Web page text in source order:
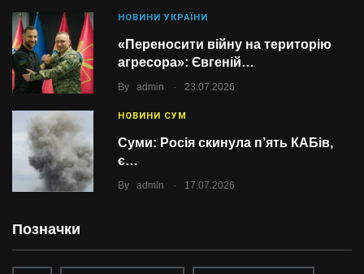
НОВИНИ УКРАЇНИ
«Переносити війну на територію
агресора»: Євгеній…
By admin . 23.07.2026
НОВИНИ СУМ
Суми: Росія скинула п’ять КАБів,
є…
By admin . 17.07.2026
Позначки